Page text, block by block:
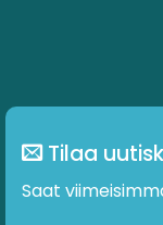
Tilaa
Saat